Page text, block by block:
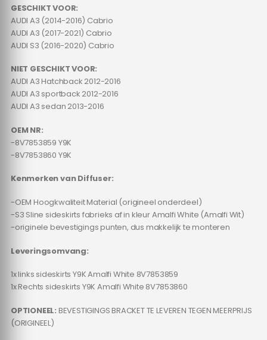
GESCHIKT VOOR:
AUDI A3 (2014-2016) Cabrio
AUDI A3 (2017-2021) Cabrio
AUDI S3 (2016-2020) Cabrio
NIET GESCHIKT VOOR:
AUDI A3 Hatchback 2012-2016
AUDI A3 sportback 2012-2016
AUDI A3 sedan 2013-2016
OEM NR:
-8V7853859 Y9K
-8V7853860 Y9K
Kenmerken van Diffuser:
-OEM Hoogkwaliteit Material (origineel onderdeel)
-S3 Sline sideskirts fabrieks af in kleur Amalfi White (Amalfi Wit)
-originele bevestigings punten, dus makkelijk te monteren
Leveringsomvang:
1x links sideskirts Y9K Amalfi White 8V7853859
1x Rechts sideskirts Y9K Amalfi White 8V7853860
OPTIONEEL: BEVESTIGINGS BRACKET TE LEVEREN TEGEN MEERPRIJS
(ORIGINEEL)